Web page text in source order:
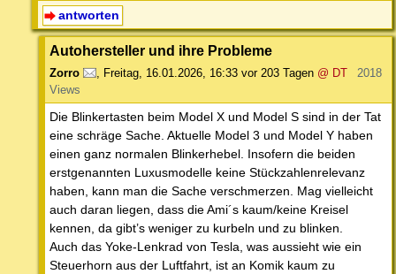
antworten
Autohersteller und ihre Probleme
Zorro , Freitag, 16.01.2026, 16:33 vor 203 Tagen @ DT
2018
Views
Die Blinkertasten beim Model X und Model S sind in der Tat
eine schräge Sache. Aktuelle Model 3 und Model Y haben
einen ganz normalen Blinkerhebel. Insofern die beiden
erstgenannten Luxusmodelle keine Stückzahlenrelevanz
haben, kann man die Sache verschmerzen. Mag vielleicht
auch daran liegen, dass die Ami´s kaum/keine Kreisel
kennen, da gibt’s weniger zu kurbeln und zu blinken.
Auch das Yoke-Lenkrad von Tesla, was aussieht wie ein
Steuerhorn aus der Luftfahrt, ist an Komik kaum zu